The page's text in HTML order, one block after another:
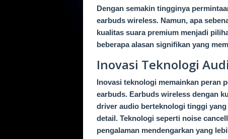
Dengan semakin tingginya
earbuds wireless. Namun, apa
kualitas suara premium menjadi
beberapa alasan signifikan yang
Inovasi Teknologi
Inovasi teknologi memainkan peran
earbuds. Earbuds wireless dengan
driver audio berteknologi tinggi
detail. Teknologi seperti noise
pengalaman mendengarkan yang